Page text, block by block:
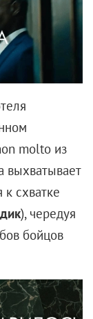
Бедфорд
Мы тоже.
а потом к
с
часа
выбраться
весь
и
то